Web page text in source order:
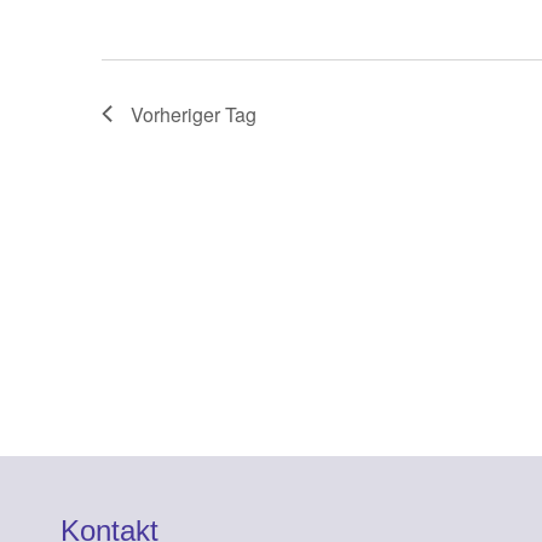
Vorheriger Tag
Kontakt